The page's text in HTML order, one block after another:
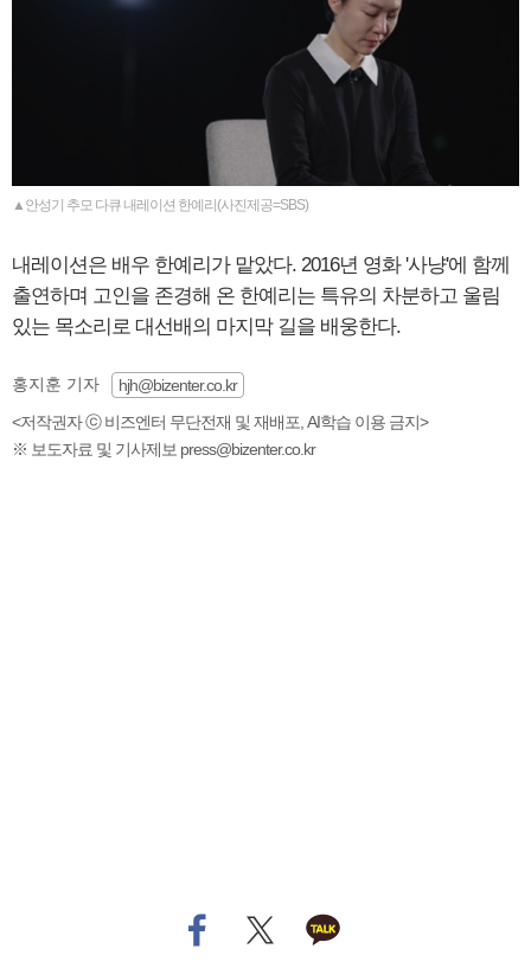
▲안성기 추모 다큐 내레이션 한예리(사진제공=SBS)
내레이션은 배우 한예리가 맡았다. 2016년 영화 '사냥'에 함께
출연하며 고인을 존경해 온 한예리는 특유의 차분하고 울림
있는 목소리로 대선배의 마지막 길을 배웅한다.
홍지훈 기자
hjh@bizenter.co.kr
<저작권자 ⓒ 비즈엔터 무단전재 및 재배포, AI학습 이용 금지>
※ 보도자료 및 기사제보 press@bizenter.co.kr